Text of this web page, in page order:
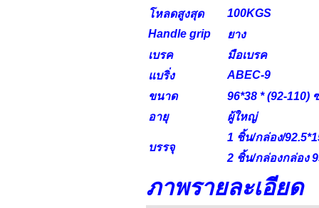
โหลดสูงสุด
100KGS
Handle grip
ยาง
เบรค
มือเบรค
แบริ่ง
ABEC-9
ขนาด
96*38 * (92-110)
อายุ
ผู้ใหญ่
บรรจุ
1 ชิ้น/กล่อง/
2 ชิ้น/กล่องกล่อง
ภาพรายละเอียด